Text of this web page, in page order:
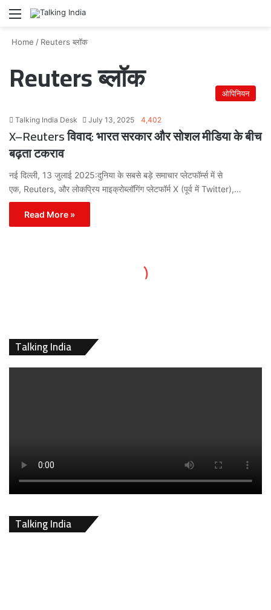
Menu
Home / Reuters ब्लॉक
Reuters ब्लॉक ओपिनियन
Talking India Desk July 13, 2025 4,402
X–Reuters विवाद: भारत सरकार और सोशल मीडिया के बीच
बढ़ता टकराव
नई दिल्ली, 13 जुलाई 2025:दुनिया के सबसे बड़े समाचार प्लेटफॉर्म्स में से
एक, Reuters, और लोकप्रिय माइक्रोब्लॉगिंग प्लेटफॉर्म X (पूर्व में Twitter),…
Read More »
Talking India
Talking India